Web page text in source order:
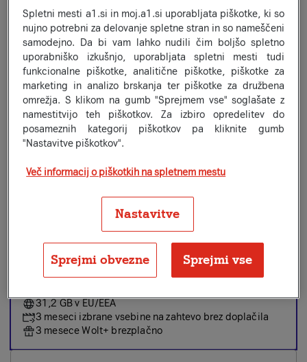
Izberi paket:
Za vse
Za mlade Za upokojence
miniMIO
7,99€/mza 2 leti, nato 15,99 €/m
Neomejeno minut in SMS/MMS
Neomejeno GB
20 GB polne hitrosti (1000/100 Mb/s), nato 2/1 Mb/s
23,8 GB v EU/EEA
3 mesece Wolt+ brezplačno
Priljubljena izbira
za 2 leti, nato 20,99 €/m
Neomejeno GB
200 GB polne hitrosti (1000/100 Mb/s), nato 2/1
31,2 GB v EU/EEA
3 meseci izbrane vsebine na zahtevo brez doplačila
3 mesece Wolt+ brezplačno
Spletni mesti a1.si in moj.a1.si uporabljata piškotke, ki so
nujno potrebni za delovanje spletne stran in so nameščeni
samodejno. Da bi vam lahko nudili čim boljšo spletno
uporabniško izkušnjo, uporabljata spletni mesti tudi
funkcionalne piškotke, analitične piškotke, piškotke za
marketing in analizo brskanja ter piškotke za družbena
omrežja. S klikom na gumb "Sprejmem vse" soglašate z
namestitvijo teh piškotkov. Za izbiro opredelitev do
posameznih kategorij piškotkov pa kliknite gumb
"Nastavitve piškotkov".
Več informacij o piškotkih na spletnem mestu
Nastavitve
Sprejmi obvezne Sprejmi vse